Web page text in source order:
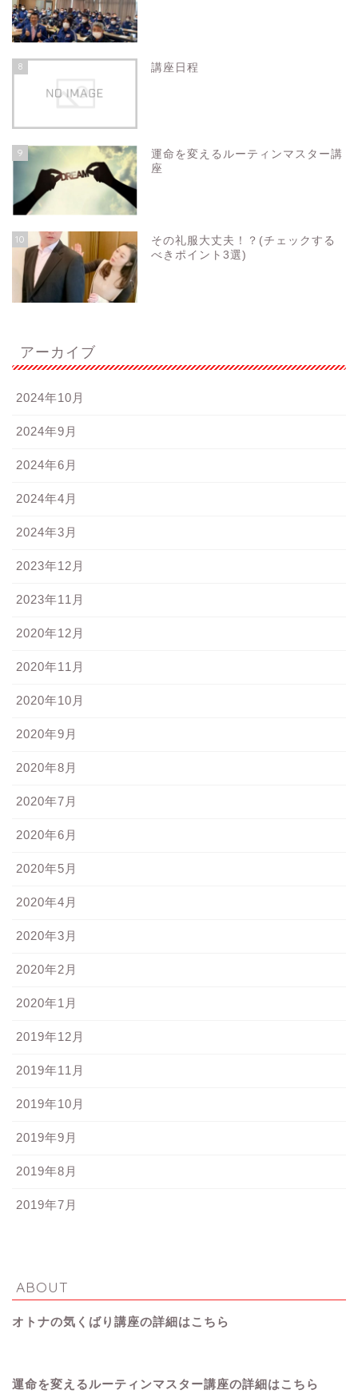
8 講座日程
9
運命を変えるルーティンマスター講
座
10
その礼服大丈夫！？(チェックする
べきポイント3選)
アーカイブ
2024年10月
2024年9月
2024年6月
2024年4月
2024年3月
2023年12月
2023年11月
2020年12月
2020年11月
2020年10月
2020年9月
2020年8月
2020年7月
2020年6月
2020年5月
2020年4月
2020年3月
2020年2月
2020年1月
2019年12月
2019年11月
2019年10月
2019年9月
2019年8月
2019年7月
ABOUT
オトナの気くばり講座の詳細はこちら
運命を変えるルーティンマスター講座の詳細はこちら